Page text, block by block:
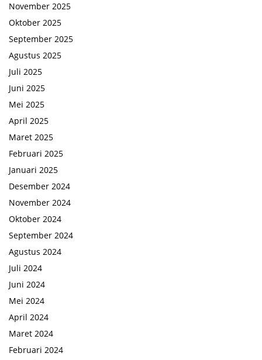
November 2025
Oktober 2025
September 2025
Agustus 2025
Juli 2025
Juni 2025
Mei 2025
April 2025
Maret 2025
Februari 2025
Januari 2025
Desember 2024
November 2024
Oktober 2024
September 2024
Agustus 2024
Juli 2024
Juni 2024
Mei 2024
April 2024
Maret 2024
Februari 2024